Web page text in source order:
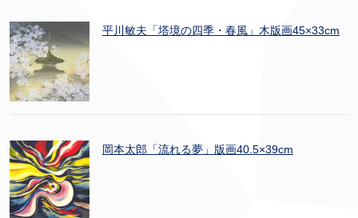
平川敏夫「塔境の四季・春風」木版画45×33cm
岡本太郎「流れる夢」版画40.5×39cm